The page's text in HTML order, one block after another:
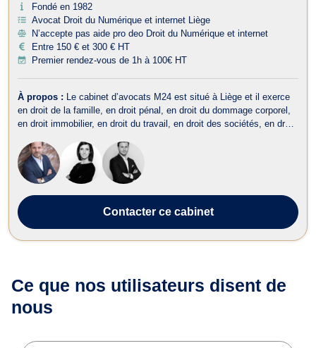
Fondé en 1982
Avocat Droit du Numérique et internet Liège
N’accepte pas aide pro deo Droit du Numérique et internet
Entre 150 € et 300 € HT
Premier rendez-vous de 1h à 100€ HT
À propos :
Le cabinet d’avocats M24 est situé à Liège et il exerce
en droit de la famille, en droit pénal, en droit du dommage corporel,
en droit immobilier, en droit du travail, en droit des sociétés, en droit
administratif et public, en droit de la propriété intelle...
Contacterce cabinet
Ce que nos utilisateurs disent de
nous